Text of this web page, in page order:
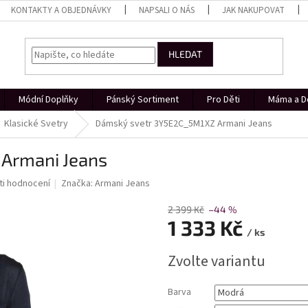
KONTAKTY A OBJEDNÁVKY NAPSALI O NÁS JAK NAKUPOVAT
HLEDAT
Módní Doplňky Pánský Sortiment Pro Děti Máma a
Klasické Svetry Dámský svetr 3Y5E2C_5M1XZ Armani Jeans
Jeans
hodnocení Značka:Armani Jeans
2 399 Kč –44 %
1 333 Kč / ks
cena:
Zvolte variantu
Barva